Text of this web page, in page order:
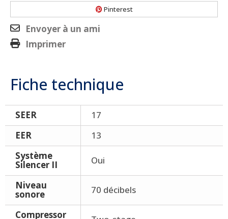
Pinterest
Envoyer à un ami
Imprimer
Fiche technique
SEER
17
EER
13
Système
Silencer II Oui
Niveau
sonore 70 décibels
Compressor